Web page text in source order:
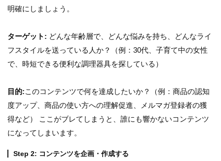
明確にしましょう。
ターゲット: どんな年齢層で、どんな悩みを持ち、どんなライ
フスタイルを送っている人か？（例：30代、子育て中の女性
で、時短できる便利な調理器具を探している）
目的:このコンテンツで何を達成したいか？（例：商品の認知
度アップ、商品の使い方への理解促進、メルマガ登録者の獲
得など） ここがブレてしまうと、誰にも響かないコンテンツ
になってしまいます。
Step 2: コンテンツを企画・作成する